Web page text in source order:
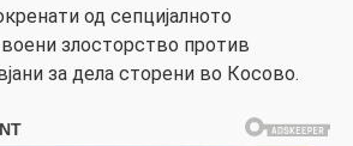
од сепцијалното
злосторство против
за дела сторени во Косово.